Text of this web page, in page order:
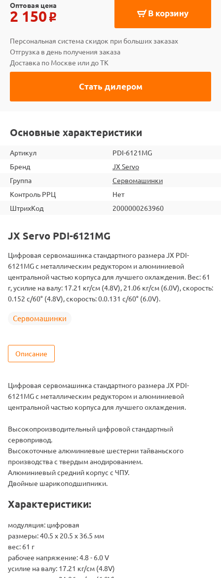
В корзину
Оптовая цена
2 150 o
Персональная система скидок при больших заказах
Отгрузка в день получения заказа
Доставка по Москве или до ТК
Стать дилером
Основные характеристики
Артикул
PDI-6121MG
Бренд
JX Servo
Группа
Сервомашинки
Контроль РРЦ
Нет
ШтрихКод
2000000263960
JX Servo PDI-6121MG
Цифровая сервомашинка стандартного размера JX PDI-
6121MG с металлическим редуктором и алюминиевой
центральной частью корпуса для лучшего охлаждения. Вес: 61
г, усилие на валу: 17.21 кг/см (4.8V), 21.06 кг/см (6.0V), скорость:
0.152 с/60° (4.8V), скорость: 0.0.131 с/60° (6.0V).
Сервомашинки
Описание
Цифровая сервомашинка стандартного размера JX PDI-
6121MG с металлическим редуктором и алюминиевой
центральной частью корпуса для лучшего охлаждения.
Высокопроизводительный цифровой стандартный
сервопривод.
Высокоточные алюминиевые шестерни тайваньского
производства с твердым анодированием.
Алюминиевый средний корпус с ЧПУ.
Двойные шарикоподшипники.
Характеристики:
модуляция: цифровая
размеры: 40.5 х 20.5 х 36.5 мм
вес: 61 г
рабочее напряжение: 4.8 - 6.0 V
усилие на валу: 17.21 кг/см (4.8V)